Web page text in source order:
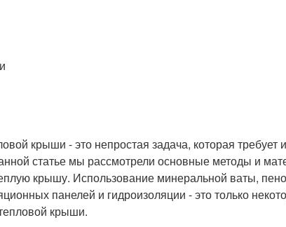
крыши - это непростая задача, которая требует
статье мы рассмотрели основные методы и
крышу. Использование минеральной ваты,
панелей и гидроизоляции - это только
крыши.